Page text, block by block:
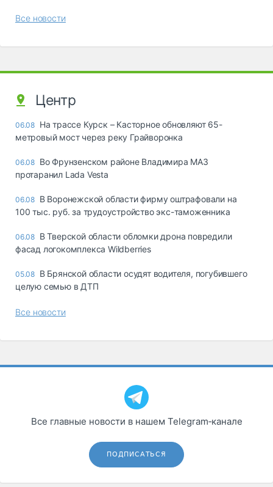
Все новости
Центр
06.08 На трассе Курск – Касторное обновляют 65-
метровый мост через реку Грайворонка
06.08 Во Фрунзенском районе Владимира МАЗ
протаранил Lada Vesta
06.08 В Воронежской области фирму оштрафовали на
100 тыс. руб. за трудоустройство экс-таможенника
06.08 В Тверской области обломки дрона повредили
фасад логокомплекса Wildberries
05.08 В Брянской области осудят водителя, погубившего
целую семью в ДТП
Все новости
Все главные новости в нашем Telegram‑канале
ПОДПИСАТЬСЯ